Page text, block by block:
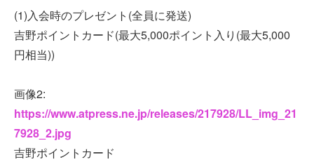
(1)入会時のプレゼント(全員に発送)
吉野ポイントカード(最大5,000ポイント入り(最大5,000
円相当))
画像2:
https://www.atpress.ne.jp/releases/217928/LL_img_21
7928_2.jpg
吉野ポイントカード